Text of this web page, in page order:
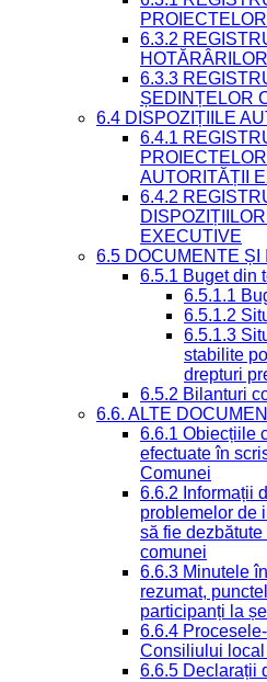
6.3.2
HOTĂRÂRILOR
6.3.3
ȘEDINȚELOR
6.4 DISPOZIȚIILE
6.4.1
AUTORITĂȚII
6.4.2
EXECUTIVE
6.5 DOCUMENTE ȘI
6.5.1 Buget din
6.5.1.1
6.5.1.2
6.5.1.3
stabilite
drepturi
6.5.2 Bilanturi
6.6. ALTE
6.6.1 Obiecțiile
efectuate în
Comunei
6.6.2 Informații
problemelor de
să fie
comunei
6.6.3 Minutele
rezumat,
participanți la
6.6.4
Consiliului
6.6.5 Declarații